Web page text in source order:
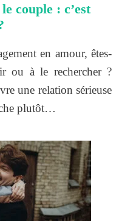
couple : c’est
en amour, êtes-
ou à le rechercher ?
une relation sérieuse
plutôt…